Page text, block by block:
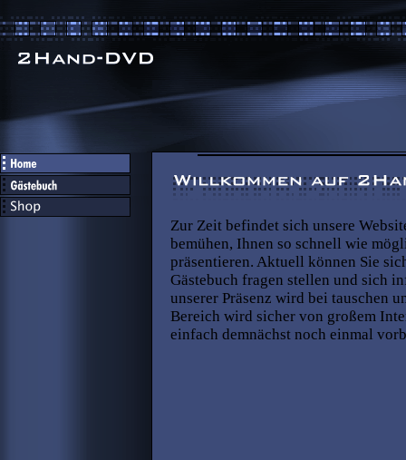
Zur Zeit befindet sich unsere
bemühen, Ihnen so schnell wie
präsentieren. Aktuell können Sie
Gästebuch fragen stellen und sich
unserer Präsenz wird bei tauschen
Bereich wird sicher von großem
einfach demnächst noch einmal